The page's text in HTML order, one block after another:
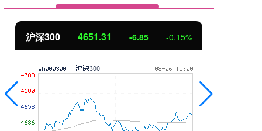
沪深300 4651.31 -6.85 -0.15%